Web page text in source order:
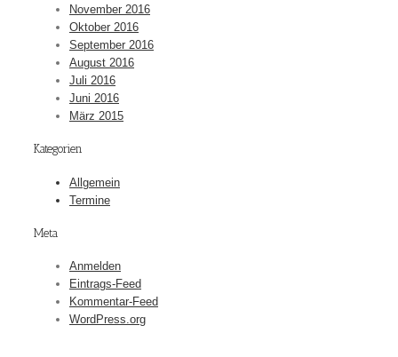
November 2016
Oktober 2016
September 2016
August 2016
Juli 2016
Juni 2016
März 2015
Kategorien
Allgemein
Termine
Meta
Anmelden
Eintrags-Feed
Kommentar-Feed
WordPress.org